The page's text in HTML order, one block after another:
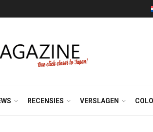
RECENSIES VERSLAGEN